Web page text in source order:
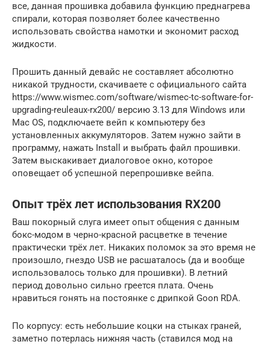
все, данная прошивка добавила функцию преднагрева
спирали, которая позволяет более качественно
использовать свойства намотки и экономит расход
жидкости.
Прошить данный девайс не составляет абсолютно
никакой трудности, скачиваете с официального сайта
https://www.wismec.com/software/wismec-tc-software-for-
upgrading-reuleaux-rx200/ версию 3.13 для Windows или
Mac OS, подключаете вейп к компьютеру без
установленных аккумуляторов. Затем нужно зайти в
программу, нажать Install и выбрать файл прошивки.
Затем выскакивает диалоговое окно, которое
оповещает об успешной перепрошивке вейпа.
Опыт трёх лет использования RX200
Ваш покорный слуга имеет опыт общения с данным
бокс-модом в черно-красной расцветке в течение
практически трёх лет. Никаких поломок за это время не
произошло, гнездо USB не расшаталось (да и вообще
использовалось только для прошивки). В летний
период довольно сильно греется плата. Очень
нравиться гонять на постоянке с дрипкой Goon RDA.
По корпусу: есть небольшие коцки на стыках граней,
заметно потерлась нижняя часть (ставился мод на